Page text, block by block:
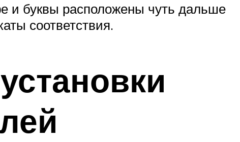
и буквы расположены чуть дальше
соответствия.